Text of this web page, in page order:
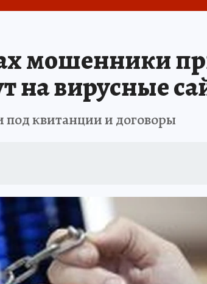
мошенники
на вирусные
квитанции и договоры